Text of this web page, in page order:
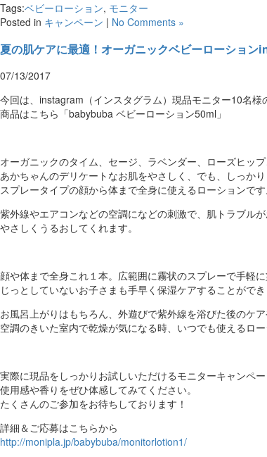
Tags:ベビーローション, モニター
Posted in キャンペーン | No Comments »
夏の肌ケアに最適！オーガニックベビーローショ
07/13/2017
今回は、instagram（インスタグラム）現品モニター10名様
商品はこちら「babybuba ベビーローション50ml」
オーガニックのタイム、セージ、ラベンダー、ローズヒップ
あかちゃんのデリケートなお肌をやさしく、でも、しっかり
スプレータイプの顔から体まで全身に使えるローションです
紫外線やエアコンなどの空調になどの刺激で、肌トラブル
やさしくうるおしてくれます。
顔や体まで全身これ１本。広範囲に霧状のスプレーで手軽に
じっとしていないお子さまも手早く保湿ケアすることができ
お風呂上がりはもちろん、外遊びで紫外線を浴びた後のケ
空調のきいた室内で乾燥が気になる時、いつでも使えるロー
実際に現品をしっかりお試しいただけるモニターキャンペー
使用感や香りをぜひ体感してみてください。
たくさんのご参加をお待ちしております！
詳細＆ご応募はこちらから
http://monipla.jp/babybuba/monitorlotion1/